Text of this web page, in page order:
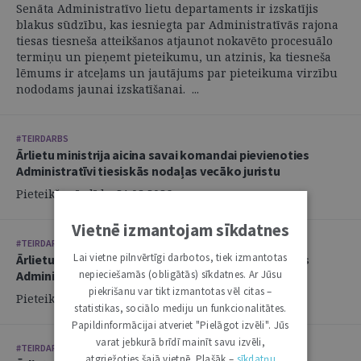
Senāta Administratīvo lietu departaments ir izskatījis
blakus sūdzību, kas iesniegta par Administratīvās rajona
tiesas tiesneša atteikšanos atjaunot nokavēto procesuālo
termiņu un pieņemt pieteikumu, un atzinis, ka tiesneša
lēmums ir atceļams un jautājums par pieteikuma virzību
nododams jaunai izskatīšanai. ...
#TEIRDARBS
Ārlietu ministrija aicina savai komandai pievienoties
Administratīvi tiesiskās nodaļas vecāko juristu
Pieteikšanās līdz: 21.08.2026.
#TEIRDARBS
Ārlietu ministrija aicina savai komandai pievienoties
Administratīvi tiesiskās nodaļas juristu
Pieteikšanās līdz: 21.08.2026.
#TEIRDARBS
Vietnē izmantojam sīkdatnes
Lai vietne pilnvērtīgi darbotos, tiek izmantotas
nepieciešamās (obligātās) sīkdatnes. Ar Jūsu
piekrišanu var tikt izmantotas vēl citas –
statistikas, sociālo mediju un funkcionalitātes.
Papildinformācijai atveriet "Pielāgot izvēli". Jūs
varat jebkurā brīdī mainīt savu izvēli,